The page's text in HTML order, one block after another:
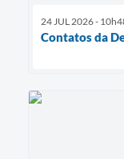
24 JUL 2026 -
Contatos da